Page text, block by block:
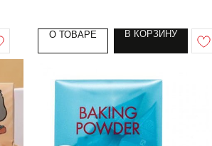
О ТОВАРЕ В КОРЗИНУ